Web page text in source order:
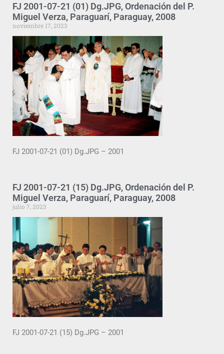
FJ 2001-07-21 (01) Dg.JPG, Ordenación del P.
Miguel Verza, Paraguarí, Paraguay, 2008
noviembre 17, 2023
FJ 2001-07-21 (01) Dg.JPG – 2001
FJ 2001-07-21 (15) Dg.JPG, Ordenación del P.
Miguel Verza, Paraguarí, Paraguay, 2008
julio 7, 2023
FJ 2001-07-21 (15) Dg.JPG – 2001